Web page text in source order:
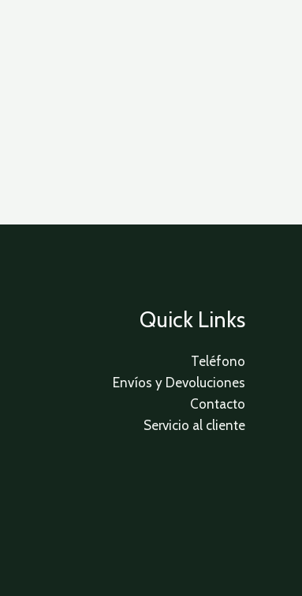
Quick Links
Teléfono
Envíos y Devoluciones
Contacto
Servicio al cliente